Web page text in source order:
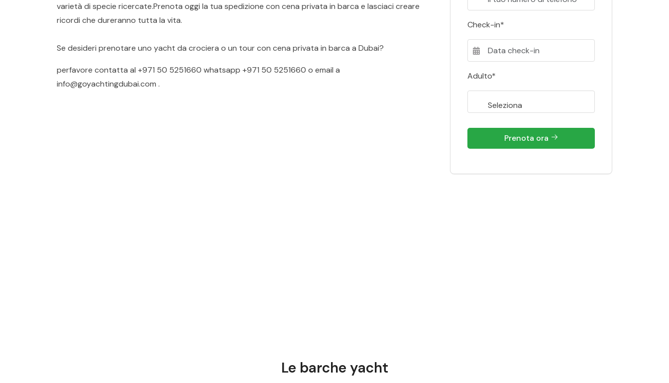
varietà di specie ricercate.Prenota oggi la tua spedizione con cena privata in barca e lasciaci creare
ricordi che dureranno tutta la vita.
Se desideri prenotare uno yacht da crociera o un tour con cena privata in barca a Dubai?
perfavore contatta al +971 50 5251660 whatsapp +971 50 5251660 o email a
info@goyachtingdubai.com .
Check-in*
Adulto*
Prenota ora
Le barche yacht